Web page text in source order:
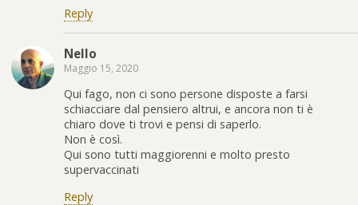
Reply
Nello
Maggio 15, 2020
Qui fago, non ci sono persone disposte a farsi
schiacciare dal pensiero altrui, e ancora non ti è
chiaro dove ti trovi e pensi di saperlo.
Non è così.
Qui sono tutti maggiorenni e molto presto
supervaccinati
Reply